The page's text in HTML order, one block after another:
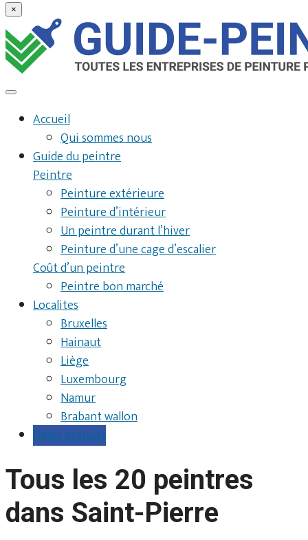
×
Accueil
Qui sommes nous
Guide du peintre
Peintre
Peinture extérieure
Peinture d’intérieur
Un peintre durant l’hiver
Peinture d’une cage d’escalier
Coût d’un peintre
Peintre bon marché
Localites
Bruxelles
Hainaut
Liège
Luxembourg
Namur
Brabant wallon
Devis gratuits
Tous les 20 peintres
dans Saint-Pierre